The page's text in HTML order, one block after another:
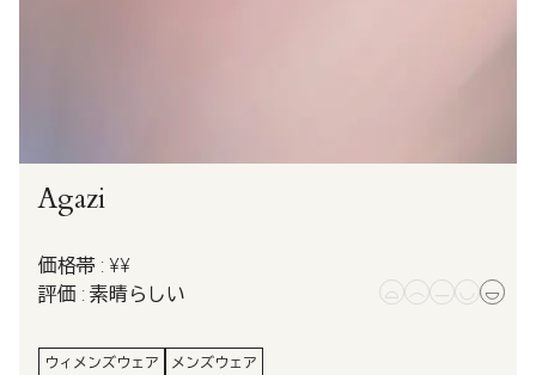
Agazi
価格帯 : ¥¥
評価 : 素晴らしい
ウィメンズウェア メンズウェア